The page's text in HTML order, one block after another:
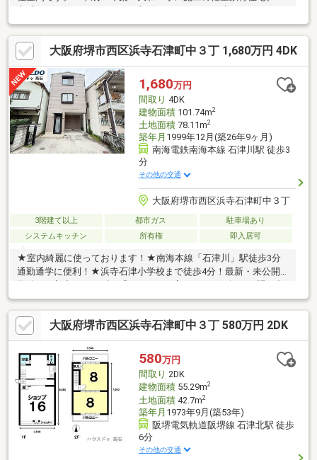
ッチン・ユニットバス・洗面台・トイレ新調、クロス・フローリ
ング・CF張替えなど室内を一新。気持ちよく新生活を始められま
す。・駐車2台可能（車種による）で、ご夫婦それぞれのお車や来
客時にも重宝します。・1階和室は客間やお子様のお昼寝場所とし
ても活用可能です。各居室はライフスタイルに合わせた使い方が
できます。・落ち着いた住環境。空家につき即引渡し可能です。
ぜひ一度、リフォーム済みのきれいな室内をご覧ください！
大阪府堺市西区浜寺石津町中３丁 1,680万円 4DK
1,680万円
間取り 4DK
建物面積101.74m2
土地面積78.11m2
築年月 1999年12月(築26年9ヶ月)
南海電鉄南海本線 石津川駅 徒歩3
分
その他の交通
大阪府堺市西区浜寺石津町中３丁
3階建て以上 都市ガス
駐車場あり
システムキッチン
所有権 即入居可
★室内綺麗に使っております！★南海本線「石津川」駅徒歩3分
通勤通学に便利！★浜寺石津小学校まで徒歩4分！最新・未公開
わせください。
大阪府堺市西区浜寺石津町中３丁 580万円 2DK
580万円
間取り 2DK
建物面積55.29m2
土地面積42.7m2
築年月 1973年9月(築53年)
阪堺電気軌道阪堺線 石津北駅 徒歩
6分
その他の交通